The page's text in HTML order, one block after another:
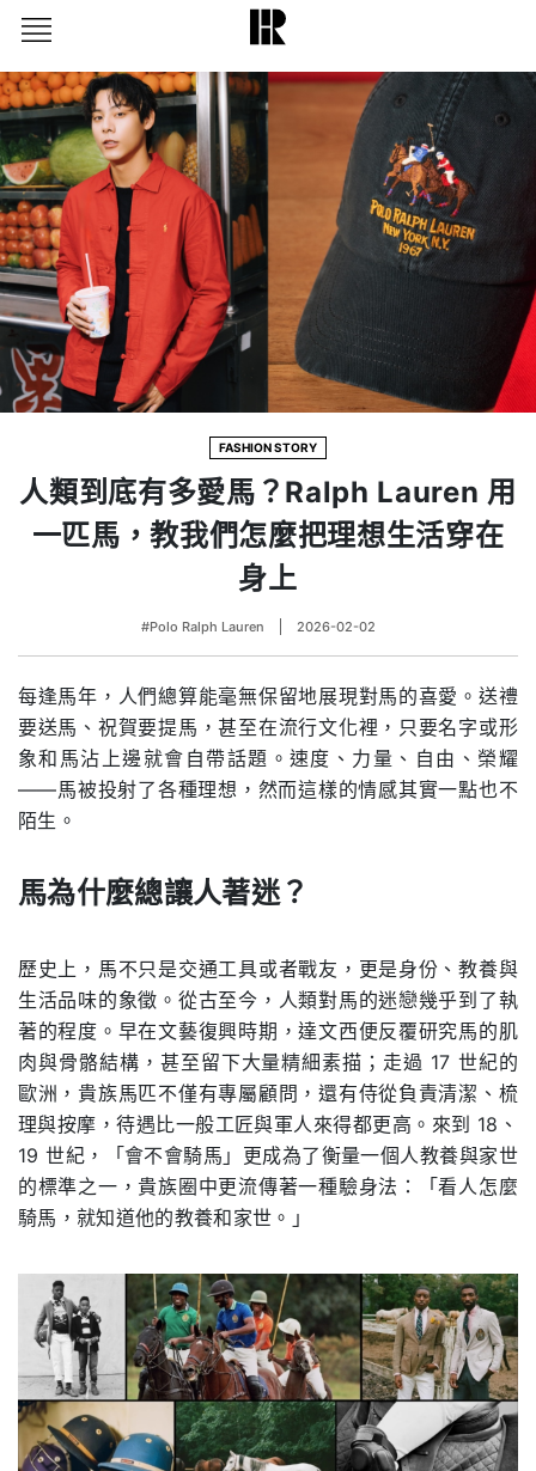
FASHION STORY
人類到底有多愛馬？Ralph Lauren 用
一匹馬，教我們怎麼把理想生活穿在
身上
#Polo Ralph Lauren 2026-02-02
每逢馬年，人們總算能毫無保留地展現對馬的喜愛。送禮
要送馬、祝賀要提馬，甚至在流行文化裡，只要名字或形
象和馬沾上邊就會自帶話題。速度、力量、自由、榮耀
——馬被投射了各種理想，然而這樣的情感其實一點也不
陌生。
馬為什麼總讓人著迷？
歷史上，馬不只是交通工具或者戰友，更是身份、教養與
生活品味的象徵。從古至今，人類對馬的迷戀幾乎到了執
著的程度。早在文藝復興時期，達文西便反覆研究馬的肌
肉與骨骼結構，甚至留下大量精細素描；走過 17 世紀的
歐洲，貴族馬匹不僅有專屬顧問，還有侍從負責清潔、梳
理與按摩，待遇比一般工匠與軍人來得都更高。來到 18、
19 世紀，「會不會騎馬」更成為了衡量一個人教養與家世
的標準之一，貴族圈中更流傳著一種驗身法：「看人怎麼
騎馬，就知道他的教養和家世。」